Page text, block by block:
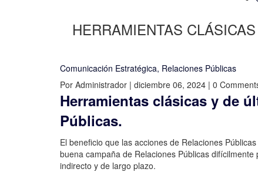
HERRAMIENTAS
Comunicación Estratégica, Relaciones Públicas
Por Administrador | diciembre 06, 2024 | 0
Herramientas clásicas y de
Públicas.
El beneficio que las acciones de Relaciones
buena campaña de Relaciones Públicas
indirecto y de largo plazo.